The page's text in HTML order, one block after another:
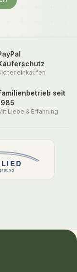
einkaufen
seit
Liebe & Erfahrung